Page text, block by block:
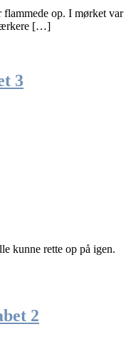
op. I mørket var
[…]
3
kunne rette op på igen.
2